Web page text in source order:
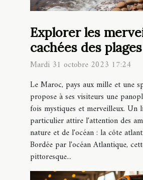
Explorer les
cachées des
côte atlantique
Mardi 31 octobre 2023 17:24
Le Maroc, pays aux mille et une
propose à ses visiteurs une
fois mystiques et merveilleux. Un
particulier attire l'attention des
nature et de l'océan : la côte
Bordée par l'océan Atlantique,
pittoresque...